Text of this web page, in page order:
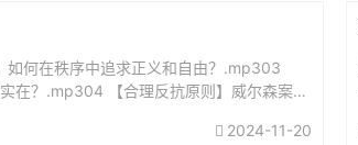
如何在秩序中追求正义和自由？.mp303
在？.mp304 【合理反抗原则】威尔森案：
2024-11-20